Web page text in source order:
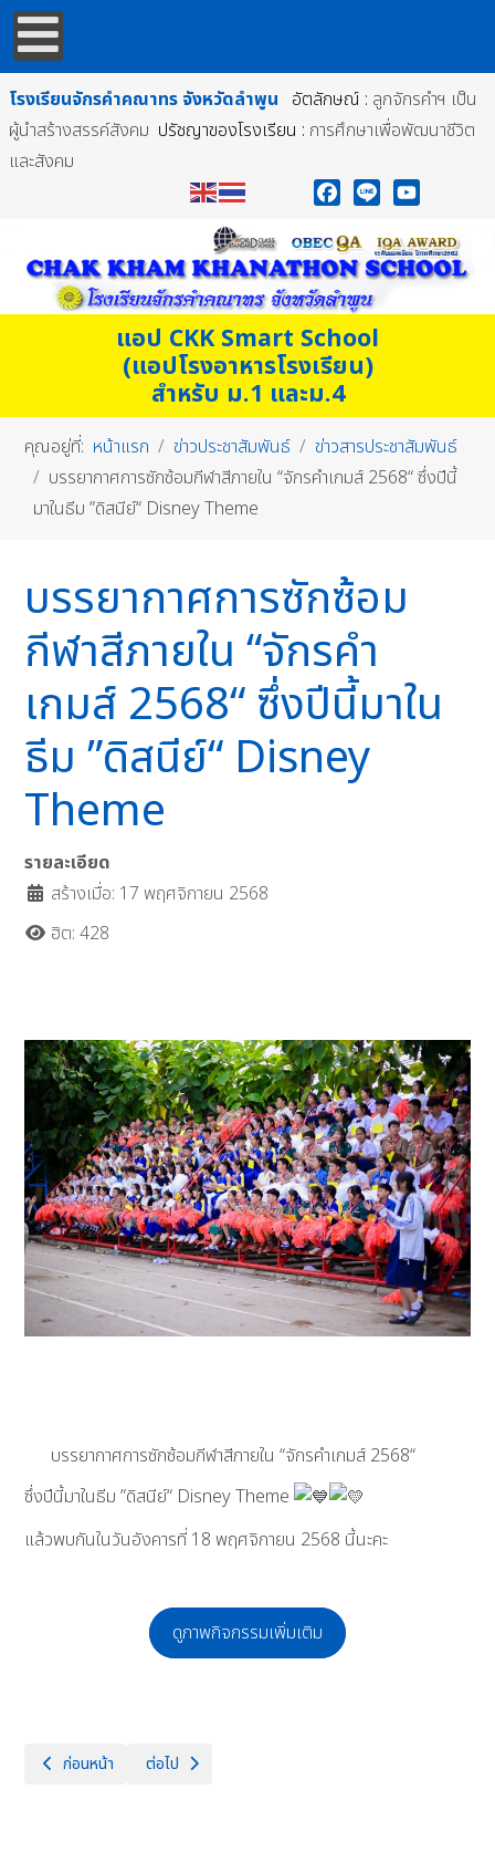
โรงเรียนจักรคำคณาทร จังหวัดลำพูน อัตลักษณ์ : ลูกจักรคำฯ เป็น
ผู้นำสร้างสรรค์สังคม ปรัชญาของโรงเรียน : การศึกษาเพื่อพัฒนาชีวิต
และสังคม
แอป CKK Smart School
(แอปโรงอาหารโรงเรียน)
สำหรับ ม.1 และม.4
คุณอยู่ที่: หน้าแรก ข่าวประชาสัมพันธ์
ข่าวสารประชาสัมพันธ์
บรรยากาศการซักซ้อมกีฬาสีภายใน “จักรคำเกมส์ 2568“ ซึ่งปีนี้
มาในธีม ”ดิสนีย์“ Disney Theme
บรรยากาศการซักซ้อม
กีฬาสีภายใน “จักรคำ
เกมส์ 2568“ ซึ่งปีนี้มาใน
ธีม ”ดิสนีย์“ Disney
Theme
รายละเอียด
สร้างเมื่อ: 17 พฤศจิกายน 2568
ฮิต: 428
บรรยากาศการซักซ้อมกีฬาสีภายใน “จักรคำเกมส์ 2568“
ซึ่งปีนี้มาในธีม ”ดิสนีย์“ Disney Theme
แล้วพบกันในวันอังคารที่ 18 พฤศจิกายน 2568 นี้นะคะ
ดูภาพกิจกรรมเพิ่มเติม
เนื้อหาก่อนหน้า: CGM48 5th Generation Audition - School Tour -
ก่อนหน้า เนื้อหาถัดไป: CHEERLEADER SHOWCASE 2025 แ
ต่อไป